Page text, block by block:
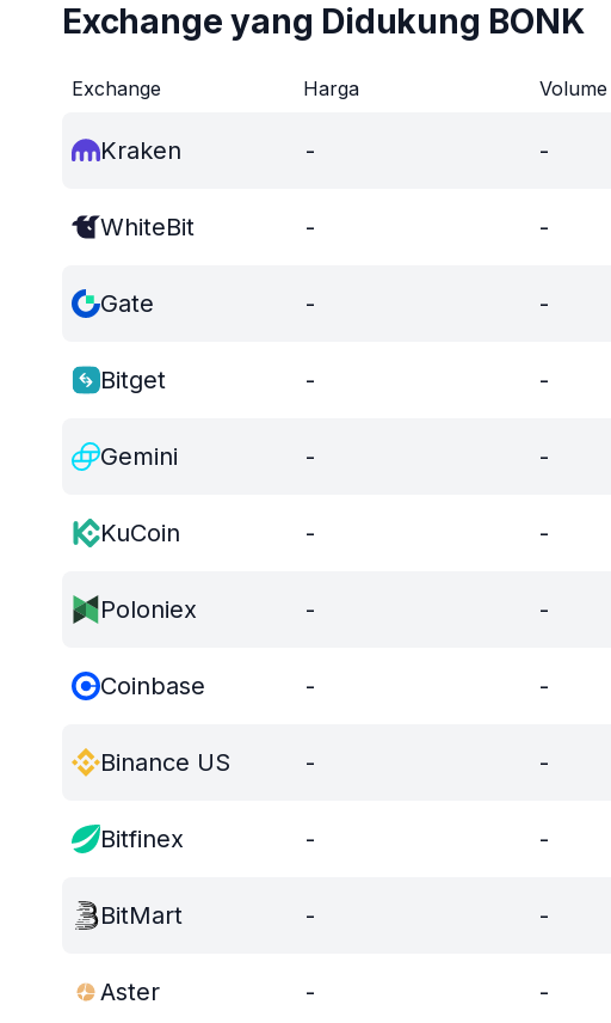
Exchange yang Didukung BONK
Exchange Harga Volume
Kraken - -
WhiteBit - -
Gate - -
Bitget - -
Gemini - -
KuCoin - -
Poloniex - -
Coinbase - -
Binance US - -
Bitfinex - -
BitMart - -
Aster - -